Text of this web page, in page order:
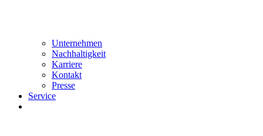
Unternehmen
Nachhaltigkeit
Karriere
Kontakt
Presse
Service